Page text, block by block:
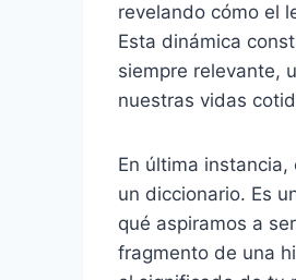
revelando cómo el
Esta dinámica
siempre relevante,
nuestras vidas
En última
un diccionario. Es
qué aspiramos a
fragmento de una